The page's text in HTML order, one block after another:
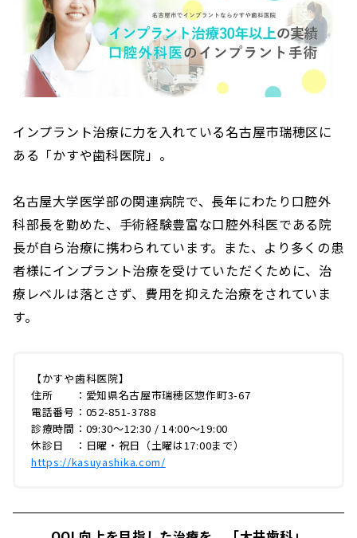
インプラント治療に力を入れている名古屋市瑞穂区に
ある「かすや歯科医院」。
名古屋大学医学部の関連病院で、長年にわたり口腔外
科部長を勤めた、手術経験豊富な口腔外科医である院
長が自ら治療に携わられています。また、より多くの患
者様にインプラント治療を受けていただくために、治
療レベルは落とさず、費用を抑えた治療をされていま
す。
【かすや歯科医院】
住所 ：愛知県名古屋市瑞穂区惣作町3-67
電話番号：052-851-3788
診療時間：09:30～12:30 / 14:00～19:00
休診日 ：日曜・祝日（土曜は17:00まで）
https://kasuyashika.com/